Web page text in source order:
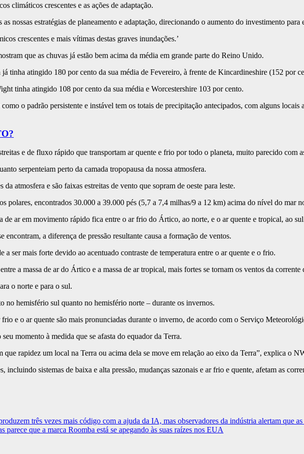
climáticos crescentes e as ações de adaptação.
nossas estratégias de planeamento e adaptação, direcionando o aumento do investimento para
crescentes e mais vítimas destas graves inundações.’
que as chuvas já estão bem acima da média em grande parte do Reino Unido.
tinha atingido 180 por cento da sua média de Fevereiro, à frente de Kincardineshire (152 por
tinha atingido 108 por cento da sua média e Worcestershire 103 por cento.
o padrão persistente e instável tem os totais de precipitação antecipados, com alguns
e de fluxo rápido que transportam ar quente e frio por todo o planeta, muito parecido com
serpenteiam perto da camada tropopausa da nossa atmosfera.
atmosfera e são faixas estreitas de vento que sopram de oeste para leste.
polares, encontrados 30.000 a 39.000 pés (5,7 a 7,4 milhas/9 a 12 km) acima do nível do mar
ar em movimento rápido fica entre o ar frio do Ártico, ao norte, e o ar quente e tropical, ao
encontram, a diferença de pressão resultante causa a formação de ventos.
a ser mais forte devido ao acentuado contraste de temperatura entre o ar quente e o frio.
a massa de ar do Ártico e a massa de ar tropical, mais fortes se tornam os ventos da corrente
o norte e para o sul.
no hemisfério sul quanto no hemisfério norte – durante os invernos.
e o ar quente são mais pronunciadas durante o inverno, de acordo com o Serviço
momento à medida que se afasta do equador da Terra.
que rapidez um local na Terra ou acima dela se move em relação ao eixo da Terra”, explica o
incluindo sistemas de baixa e alta pressão, mudanças sazonais e ar frio e quente, afetam as
três vezes mais código com a ajuda da IA, mas observadores da indústria alertam que
parece que a marca Roomba está se apegando às suas raízes nos EUA